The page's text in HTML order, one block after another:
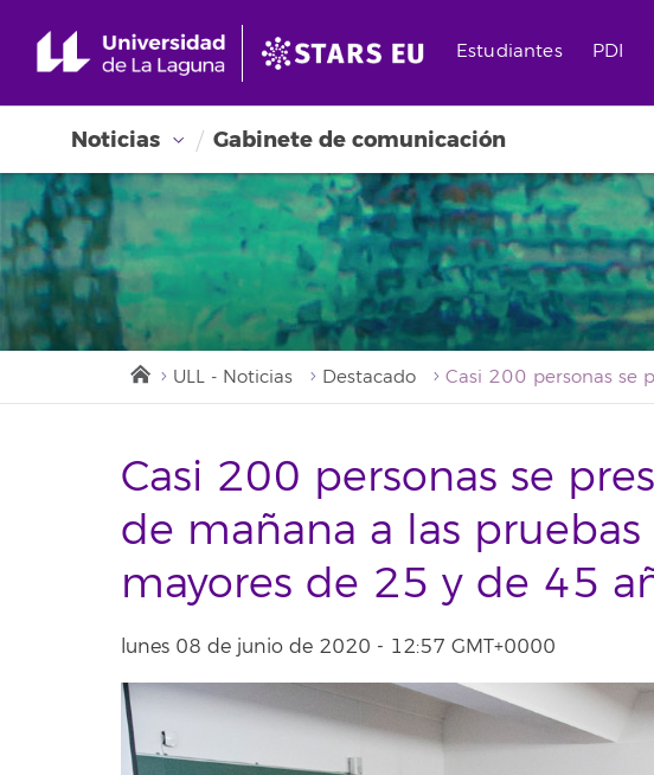
Estudiantes PDI
Noticias Gabinete de comunicación
ULL - Noticias Destacado
Casi 200 personas se
de mañana a las pruebas
mayores de 25 y de 45
lunes 08 de junio de 2020 - 12:57 GMT+0000